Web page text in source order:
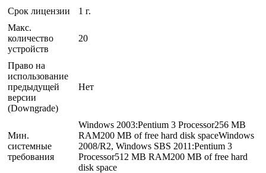
Срок лицензии
1 г.
Макс.
количество
устройств
20
Право на
использование
предыдущей
версии
(Downgrade)
Нет
Мин.
системные
требования
Windows 2003:Pentium 3 Processor256 MB
RAM200 MB of free hard disk spaceWindows
2008/R2, Windows SBS 2011:Pentium 3
Processor512 MB RAM200 MB of free hard
disk space